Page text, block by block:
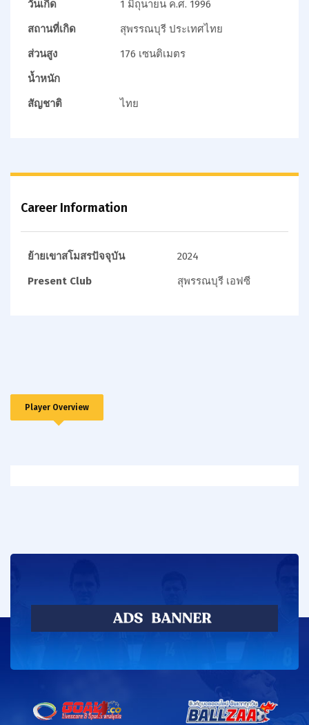
วันเกิด
1 มิถุนายน ค.ศ. 1996
สถานที่เกิด
สุพรรณบุรี ประเทศไทย
ส่วนสูง
176 เซนติเมตร
น้ำหนัก
สัญชาติ
ไทย
Career Information
ย้ายเขาสโมสรปัจจุบัน
2024
Present Club
สุพรรณบุรี เอฟซี
Player Overview